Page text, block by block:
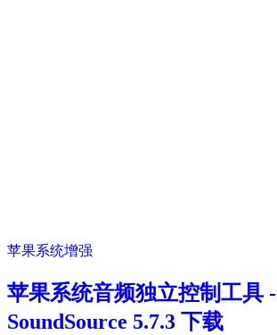
苹果系统增强
苹果系统音频独立控制工具 -
SoundSource 5.7.3 下载